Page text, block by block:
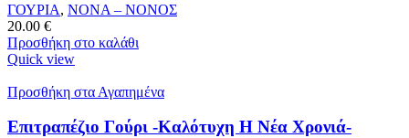
ΓΟΥΡΙΑ, ΝΟΝΑ – ΝΟΝΟΣ
20.00 €
Προσθήκη στο καλάθι
Quick view
Προσθήκη στα Αγαπημένα
Επιτραπέζιο Γούρι -Καλότυχη Η Νέα Χρονιά-